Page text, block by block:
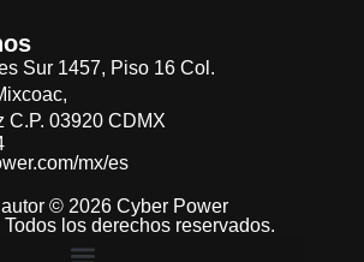
Sur 1457, Piso 16 Col.
C.P. 03920 CDMX
mx/es
© 2026 Cyber Power
Todos los derechos reservados.